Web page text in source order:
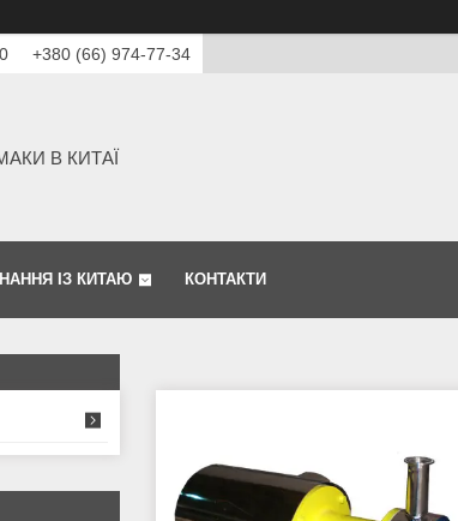
+380 (66) 974-77-34
В КИТАЇ
ІЗ КИТАЮ КОНТАКТИ